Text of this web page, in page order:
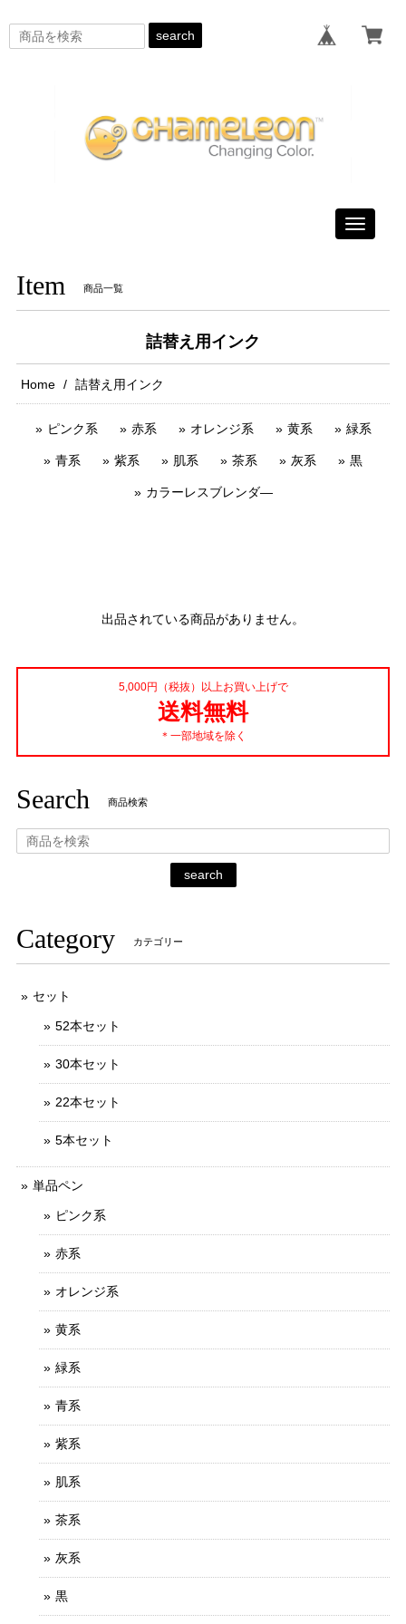
search
Toggle
Item 商品一覧
詰替え用インク
Home 詰替え用インク
ピンク系 赤系 オレンジ系 黄系 緑系
青系 紫系 肌系 茶系 灰系 黒
カラーレスブレンダ―
出品されている商品がありません。
5,000円（税抜）以上お買い上げで
送料無料
＊一部地域を除く
Search 商品検索
search
Category カテゴリー
セット
52本セット
30本セット
22本セット
5本セット
単品ペン
ピンク系
赤系
オレンジ系
黄系
緑系
青系
紫系
肌系
茶系
灰系
黒